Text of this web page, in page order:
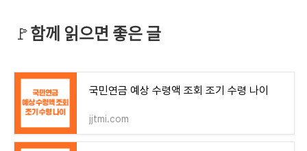
🚩함께 읽으면 좋은 글
국민연금 예상 수령액 조회 조기 수령 나이
jjtmi.com